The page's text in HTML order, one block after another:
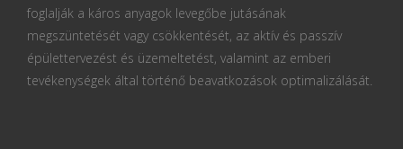
foglalják a káros anyagok levegőbe jutásának
megszüntetését vagy csökkentését, az aktív és passzív
épülettervezést és üzemeltetést, valamint az emberi
tevékenységek által történő beavatkozások optimalizálását.